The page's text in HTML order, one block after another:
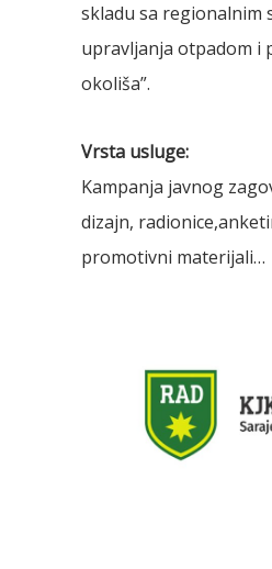
skladu sa regionalnim
upravljanja otpadom i
okoliša”.
Vrsta usluge:
Kampanja javnog
dizajn,
promotivni materijali…